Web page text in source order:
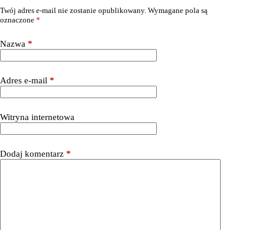
Twój adres e-mail nie zostanie opublikowany. Wymagane pola są
oznaczone *
Nazwa *
Adres e-mail *
Witryna internetowa
Dodaj komentarz *